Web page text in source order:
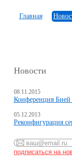
Главная
Новости
08.11.2015
Конференция Бней
05.12.2013
Реконфигурация